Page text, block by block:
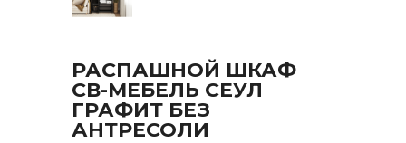
РАСПАШНОЙ ШКАФ
СВ-МЕБЕЛЬ СЕУЛ
ГРАФИТ БЕЗ
АНТРЕСОЛИ